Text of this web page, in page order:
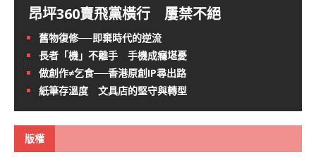
昂坪360賣飛黨橫行 屢禁不絕
舊物復修──即棄時代的逆流
長者「機」不離手 手機成癮堪憂
做創作≠乞食──香港原創IP尋出路
紙筆存溫度 文具店的堅守與轉型
版權